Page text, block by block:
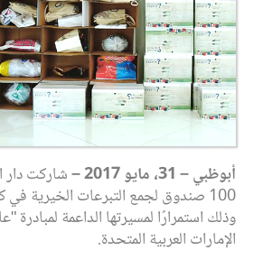
أبوظبي – 31، مايو 2017 –
شاركت
100 صندوق لجمع التبرعات الخيرية
وذلك استمرارًا لمسيرتها الداعمة لمبادرة
الإمارات العربية المتحدة.